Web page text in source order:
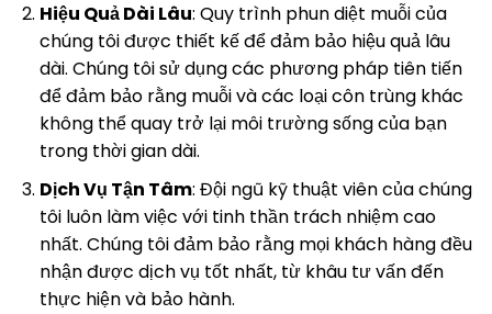
Hiệu Quả Dài Lâu: Quy trình phun diệt muỗi của
chúng tôi được thiết kế để đảm bảo hiệu quả lâu
dài. Chúng tôi sử dụng các phương pháp tiên tiến
để đảm bảo rằng muỗi và các loại côn trùng khác
không thể quay trở lại môi trường sống của bạn
trong thời gian dài.
Dịch Vụ Tận Tâm: Đội ngũ kỹ thuật viên của chúng
tôi luôn làm việc với tinh thần trách nhiệm cao
nhất. Chúng tôi đảm bảo rằng mọi khách hàng đều
nhận được dịch vụ tốt nhất, từ khâu tư vấn đến
thực hiện và bảo hành.